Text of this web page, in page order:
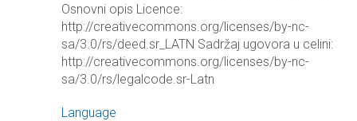
Osnovni opis Licence:
http://creativecommons.org/licenses/by-nc-
sa/3.0/rs/deed.sr_LATN Sadržaj ugovora u celini:
http://creativecommons.org/licenses/by-nc-
sa/3.0/rs/legalcode.sr-Latn
Language